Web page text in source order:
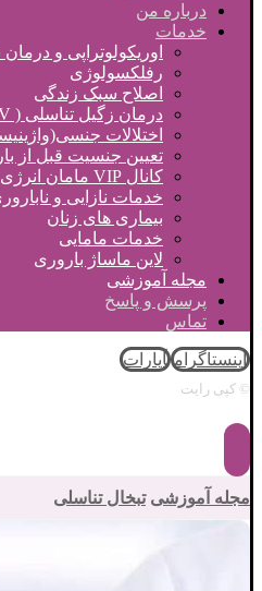
درباره من
خدمات
اوریکولوتراپی و درمان
رفلکسولوژی
اصلاح سبک زندگی
درمان زگیل تناسلی ( HPV )
اختلالات
تعیین جنسیت قبل از
کانال VIP مامان انرژی مثبت
خدمات نازایی و
بیماری های زنان
خدمات مامایی
لاین ماساژ باروری
مجله آموزشی
پرسش و پاسخ
تماس
اینستاگرام آپارات
© کپی رایت
مجله آموزشی تبخال‌ تناسلی